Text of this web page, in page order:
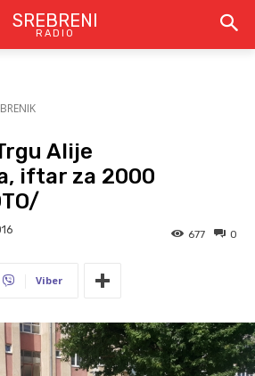
SREBRENI
RADIO
Alije
iftar za 2000
0
677
Viber